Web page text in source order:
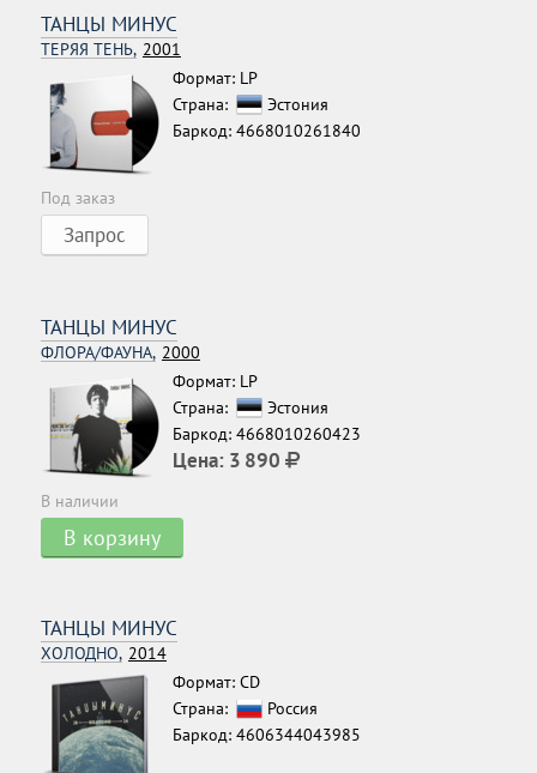
ТАНЦЫ МИНУС
ТЕРЯЯ ТЕНЬ, 2001
Формат: LP
Страна:
Эстония
Баркод: 4668010261840
Под заказ
Запрос
ТАНЦЫ МИНУС
ФЛОРА/ФАУНА, 2000
Формат: LP
Страна:
Эстония
Баркод: 4668010260423
Цена: 3 890
В наличии
В корзину
ТАНЦЫ МИНУС
ХОЛОДНО, 2014
Формат: CD
Страна:
Россия
Баркод: 4606344043985